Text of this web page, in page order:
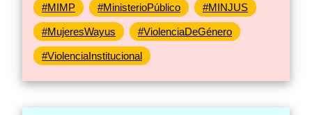
#MIMP #MinisterioPúblico #MINJUS
#MujeresWayus #ViolenciaDeGénero
#ViolenciaInstitucional